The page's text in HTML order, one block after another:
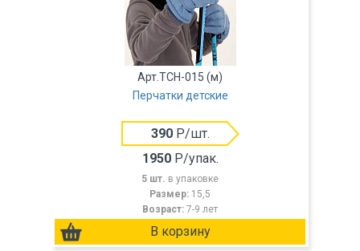
Арт.TCH-015 (м)
Перчатки детские
390Р/шт.
1950Р/упак.
5 шт. в упаковке
Размер: 15,5
Возраст: 7-9 лет